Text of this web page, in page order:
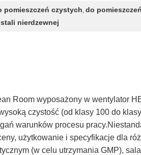
pomieszczeń czystych, do
nierdzewnej
Room wyposażony w wentylator
czystość (od klasy 100 do
warunków procesu
użytkowanie i specyfikacje dla
(w celu utrzymania GMP),